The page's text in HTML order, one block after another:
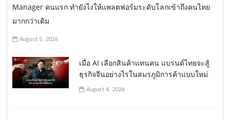
Manager คนแรก ทำยังไงให้แพลตฟอร์มระดับโลกเข้าถึงคนไทย
มากกว่าเดิม
August 5, 2026
เมื่อ AI เลือกสินค้าแทนคน แบรนด์ไทยจะสู้
ธุรกิจจีนอย่างไรในสมรภูมิการค้าแบบใหม่
August 4, 2026